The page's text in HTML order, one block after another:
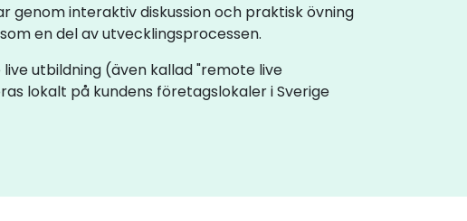
genom interaktiv diskussion och praktisk övning
en del av utvecklingsprocessen.
utbildning (även kallad "remote live
lokalt på kundens företagslokaler i Sverige